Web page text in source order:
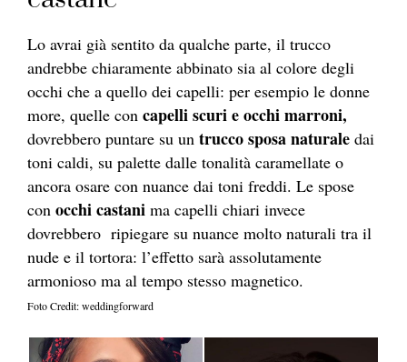
Lo avrai già sentito da qualche parte, il trucco
andrebbe chiaramente abbinato sia al colore degli
occhi che a quello dei capelli: per esempio le donne
more, quelle con capelli scuri e occhi marroni,
dovrebbero puntare su un trucco sposa naturale dai
toni caldi, su palette dalle tonalità caramellate o
ancora osare con nuance dai toni freddi. Le spose
con occhi castani ma capelli chiari invece
dovrebbero ripiegare su nuance molto naturali tra il
nude e il tortora: l’effetto sarà assolutamente
armonioso ma al tempo stesso magnetico.
Foto Credit: weddingforward